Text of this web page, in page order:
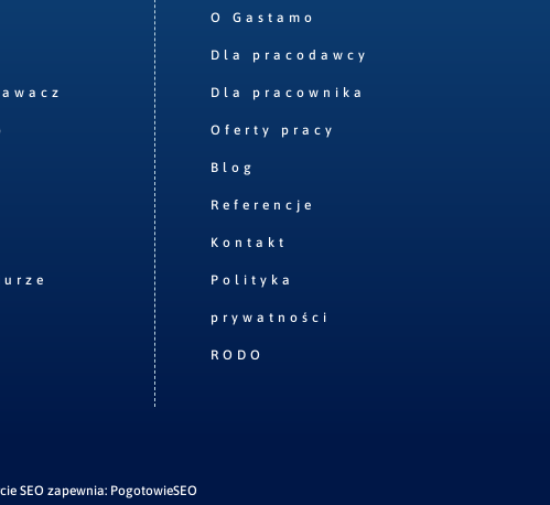
O Gastamo
Dla pracodawcy
Dla pracownika
Oferty pracy
Blog
Referencje
Kontakt
Polityka
prywatności
RODO
SEO zapewnia: PogotowieSEO